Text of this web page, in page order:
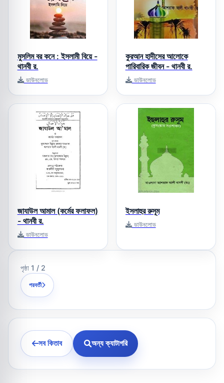
মুসলিম বর কনে : ইসলামী বিয়ে -
থানবী র.
ডাউনলোড
কুরআন হাদীসের আলোকে
পারিবারিক জীবন - থানবী র.
ডাউনলোড
জাযাউল আমাল (কর্মের ফলাফল)
- থানবী র.
ডাউনলোড
ইসলাহুর রুসূম
ডাউনলোড
পৃষ্ঠা 1 / 2
পরবর্তী
সব কিতাব অন্য ক্যাটাগরি